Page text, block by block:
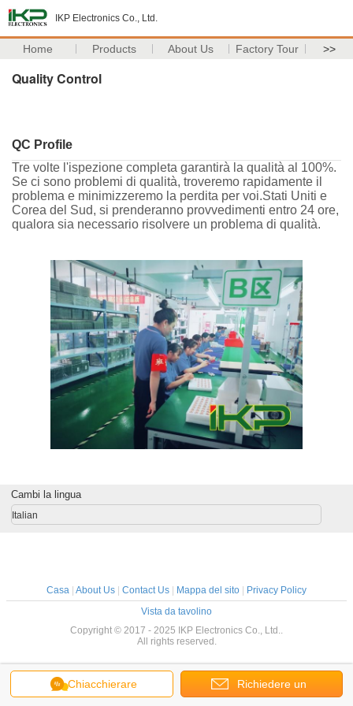
IKP Electronics Co., Ltd.
Home Products About Us Factory Tour >>
Quality Control
QC Profile
Tre volte l'ispezione completa garantirà la qualità al 100%.
Se ci sono problemi di qualità, troveremo rapidamente il
problema e minimizzeremo la perdita per voi.Stati Uniti e
Corea del Sud, si prenderanno provvedimenti entro 24 ore,
qualora sia necessario risolvere un problema di qualità.
Chiacchierare Richiedere un
Cambi la lingua
Italian
Casa About Us Contact Us Mappa del sito
Privacy Policy
Vista da tavolino
Copyright © 2017 - 2025 IKP Electronics Co., Ltd..
All rights reserved.